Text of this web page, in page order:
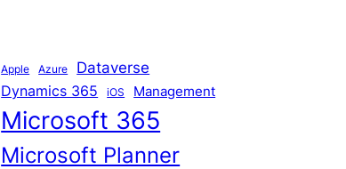
Apple Azure Dataverse
Dynamics 365 iOS Management
Microsoft 365
Microsoft Planner